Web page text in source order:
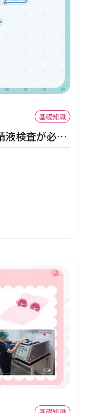
基礎知識
🐛💦 精子のピンチ⁉ なぜ精液検査が必要なの？